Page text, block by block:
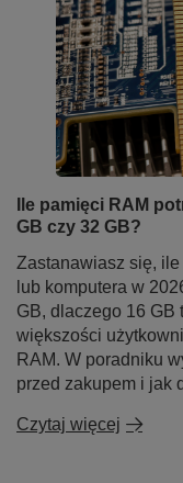
Ile pamięci RAM
GB czy 32 GB?
Zastanawiasz się,
lub komputera w
GB, dlaczego 16
większości
RAM. W poradniku
przed zakupem i jak
Czytaj więcej